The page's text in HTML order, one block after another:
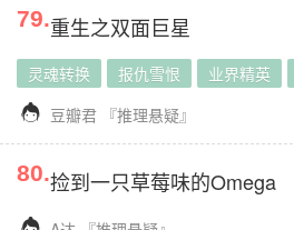
79.重生之双面巨星
灵魂转换 报仇雪恨 业界精英
 豆瓣君 『推理悬疑』
80.捡到一只草莓味的Omega